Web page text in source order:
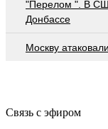
"Перелом ". В
Донбассе
Москву
Связь с эфиром